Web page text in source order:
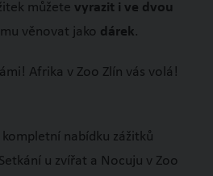
můžete vyrazit i ve dvou
věnovat jako dárek.
Afrika v Zoo Zlín vás volá!
nabídku zážitků
u zvířat a Nocuju v Zoo